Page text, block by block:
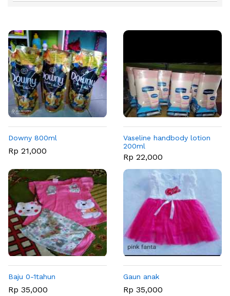
Downy 800ml
Rp 21,000
Vaseline handbody lotion
200ml
Rp 22,000
Baju 0-1tahun
Rp 35,000
Gaun anak
Rp 35,000